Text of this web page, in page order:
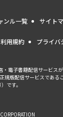
ンル一覧 サイト
利用規約 プライバ
・電子書籍配信サービス
規版配信サービスである
です。